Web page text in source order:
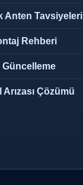
Anten Tavsiyeleri
Rehberi
Güncelleme
Çözümü